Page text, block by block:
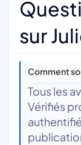
sur
Comment
Tous les
Vérifiés